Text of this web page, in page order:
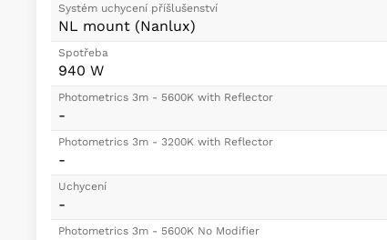
Systém uchycení příšlušenství
NL mount (Nanlux)
Spotřeba
940 W
Photometrics 3m - 5600K with Reflector
-
Photometrics 3m - 3200K with Reflector
-
Uchycení
-
Photometrics 3m - 5600K No Modifier